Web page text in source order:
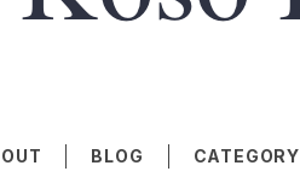
BLOG CATEGORY